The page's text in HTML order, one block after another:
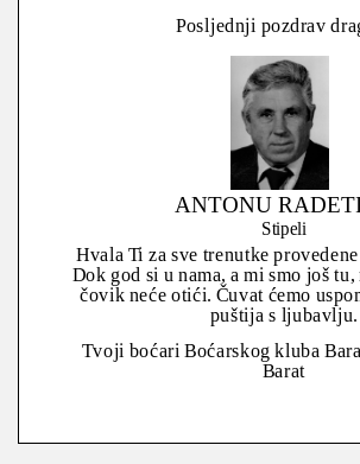
Posljednji pozdrav
ANTONU
Stipeli
Hvala Ti za sve trenutke
Dok god si u nama, a mi smo još
čovik neće otići. Čuvat ćemo
puštija s ljubavlju.
Tvoji boćari Boćarskog kluba
Barat